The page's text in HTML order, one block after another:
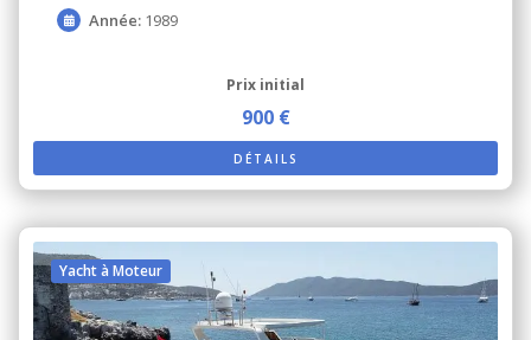
Année: 1989
Prix ​​initial
900 €
DÉTAILS
Yacht à Moteur